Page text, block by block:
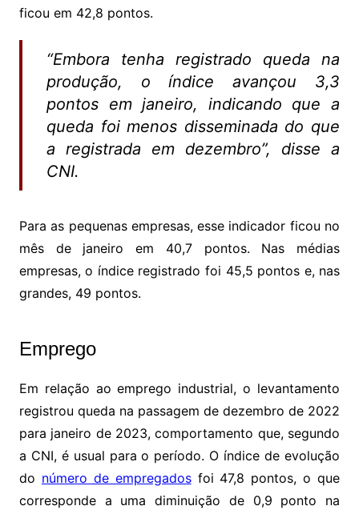
ficou em 42,8 pontos.
“Embora tenha registrado queda na
produção, o índice avançou 3,3
pontos em janeiro, indicando que a
queda foi menos disseminada do que
a registrada em dezembro”, disse a
CNI.
Para as pequenas empresas, esse indicador ficou no
mês de janeiro em 40,7 pontos. Nas médias
empresas, o índice registrado foi 45,5 pontos e, nas
grandes, 49 pontos.
Emprego
Em relação ao emprego industrial, o levantamento
registrou queda na passagem de dezembro de 2022
para janeiro de 2023, comportamento que, segundo
a CNI, é usual para o período. O índice de evolução
do número de empregadosfoi 47,8 pontos, o que
corresponde a uma diminuição de 0,9 ponto na